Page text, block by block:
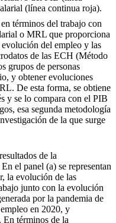
(línea continua roja).
términos del trabajo con
o MRL que proporciona
del empleo y las
de las ECH (Método
grupos de personas
y obtener evoluciones
De esta forma, se obtiene
y se lo compara con el PIB
esa segunda metodología
de la que surge
de la
el panel (a) se representan
la evolución de las
junto con la evolución
por la pandemia de
en 2020, y
En términos de la